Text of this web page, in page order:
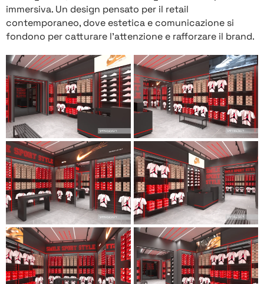
immersiva. Un design pensato per il retail
contemporaneo, dove estetica e comunicazione si
fondono per catturare l’attenzione e rafforzare il brand.